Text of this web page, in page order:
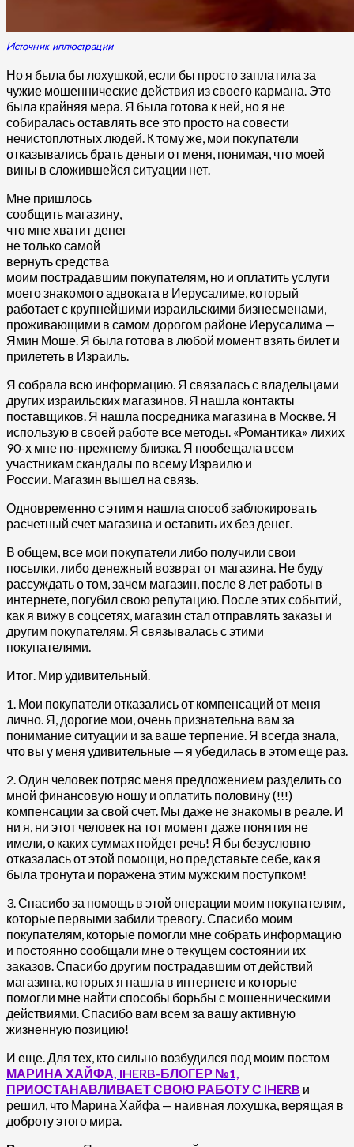
Источник иллюстрации
Но я была бы лохушкой, если бы просто заплатила за
чужие мошеннические действия из своего кармана. Это
была крайняя мера. Я была готова к ней, но я не
собиралась оставлять все это просто на совести
нечистоплотных людей. К тому же, мои покупатели
отказывались брать деньги от меня, понимая, что моей
вины в сложившейся ситуации нет.
Мне пришлось
сообщить магазину,
что мне хватит денег
не только самой
вернуть средства
моим пострадавшим покупателям, но и оплатить услуги
моего знакомого адвоката в Иерусалиме, который
работает с крупнейшими израильскими бизнесменами,
проживающими в самом дорогом районе Иерусалима —
Ямин Моше. Я была готова в любой момент взять билет и
прилететь в Израиль.
Я собрала всю информацию. Я связалась с владельцами
других израильских магазинов. Я нашла контакты
поставщиков. Я нашла посредника магазина в Москве. Я
использую в своей работе все методы. «Романтика» лихих
90-х мне по-прежнему близка. Я пообещала всем
участникам скандалы по всему Израилю и
России. Магазин вышел на связь.
Одновременно с этим я нашла способ заблокировать
расчетный счет магазина и оставить их без денег.
В общем, все мои покупатели либо получили свои
посылки, либо денежный возврат от магазина. Не буду
рассуждать о том, зачем магазин, после 8 лет работы в
интернете, погубил свою репутацию. После этих событий,
как я вижу в соцсетях, магазин стал отправлять заказы и
другим покупателям. Я связывалась с этими
покупателями.
Итог. Мир удивительный.
1. Мои покупатели отказались от компенсаций от меня
лично. Я, дорогие мои, очень признательна вам за
понимание ситуации и за ваше терпение. Я всегда знала,
что вы у меня удивительные — я убедилась в этом еще раз.
2. Один человек потряс меня предложением разделить со
мной финансовую ношу и оплатить половину (!!!)
компенсации за свой счет. Мы даже не знакомы в реале. И
ни я, ни этот человек на тот момент даже понятия не
имели, о каких суммах пойдет речь! Я бы безусловно
отказалась от этой помощи, но представьте себе, как я
была тронута и поражена этим мужским поступком!
3. Спасибо за помощь в этой операции моим покупателям,
которые первыми забили тревогу. Спасибо моим
покупателям, которые помогли мне собрать информацию
и постоянно сообщали мне о текущем состоянии их
заказов. Спасибо другим пострадавшим от действий
магазина, которых я нашла в интернете и которые
помогли мне найти способы борьбы с мошенническими
действиями. Спасибо вам всем за вашу активную
жизненную позицию!
И еще. Для тех, кто сильно возбудился под моим постом
МАРИНА ХАЙФА, IHERB-БЛОГЕР №1,
ПРИОСТАНАВЛИВАЕТ СВОЮ РАБОТУ С IHERB и
решил, что Марина Хайфа — наивная лохушка, верящая в
доброту этого мира.